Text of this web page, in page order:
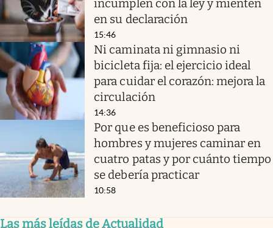
incumplen con la ley y mienten
en su declaración
15:46
Ni caminata ni gimnasio ni
bicicleta fija: el ejercicio ideal
para cuidar el corazón: mejora la
circulación
14:36
Por que es beneficioso para
hombres y mujeres caminar en
cuatro patas y por cuánto tiempo
se debería practicar
10:58
Las más leídas de Actualidad